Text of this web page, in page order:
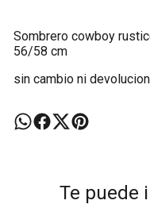
Sombrero cowboy
56/58 cm
sin cambio ni devolucion
Te puede